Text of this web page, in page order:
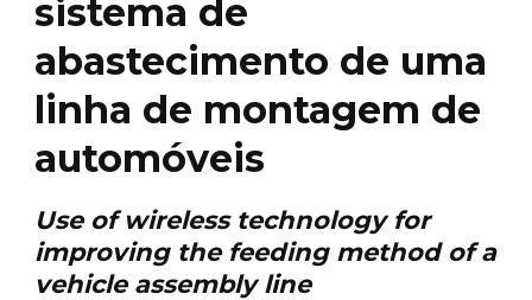
sistema de
abastecimento de uma
linha de montagem de
automóveis
Use of wireless technology for
improving the feeding method of a
vehicle assembly line